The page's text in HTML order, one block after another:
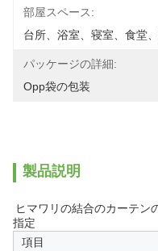
部屋スペース:
台所、浴室、寝室、食堂
パッケージの詳細:
Opp袋の包装
製品説明
ヒマワリの結合のカーテン
指定
項目